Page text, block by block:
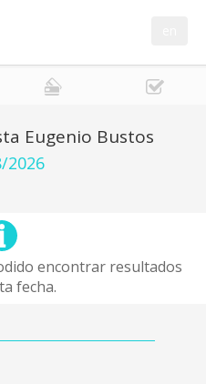
Eugenio Bustos
2026
encontrar resultados
fecha.